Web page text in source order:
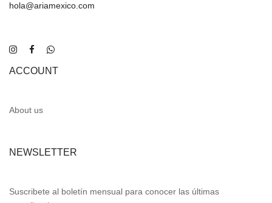
hola@ariamexico.com
ACCOUNT
About us
NEWSLETTER
Suscribete al boletín mensual para conocer las últimas